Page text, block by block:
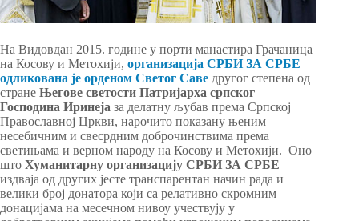
На Видовдан 2015. године у порти манастира Грачаница
на Косову и Метохији, организација СРБИ ЗА СРБЕ
одликована је орденом Светог Саве другог степена од
стране Његове светости Патријарха српског
Господина Иринеја за делатну љубав према Српској
Православној Цркви, нарочито показану њеним
несебичним и свесрдним доброчинствима према
светињама и верном народу на Косову и Метохији. Оно
што Хуманитарну организацију СРБИ ЗА СРБЕ
издваја од других јесте транспарентан начин рада и
велики број донатора који са релативно скромним
донацијама на месечном нивоу учествују у